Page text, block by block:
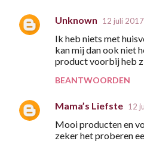
Unknown 12 juli
Ik heb niets met
kan mij dan ook niet
product voorbij heb
BEANTWOORDEN
Mama’s Liefste 12
Mooi producten en
zeker het proberen